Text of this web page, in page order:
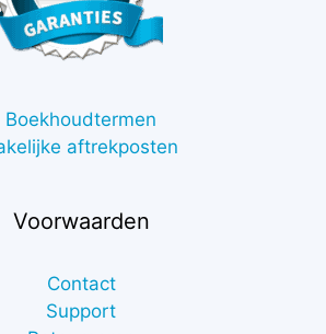
Boekhoudtermen
aftrekposten
Voorwaarden
Contact
Support